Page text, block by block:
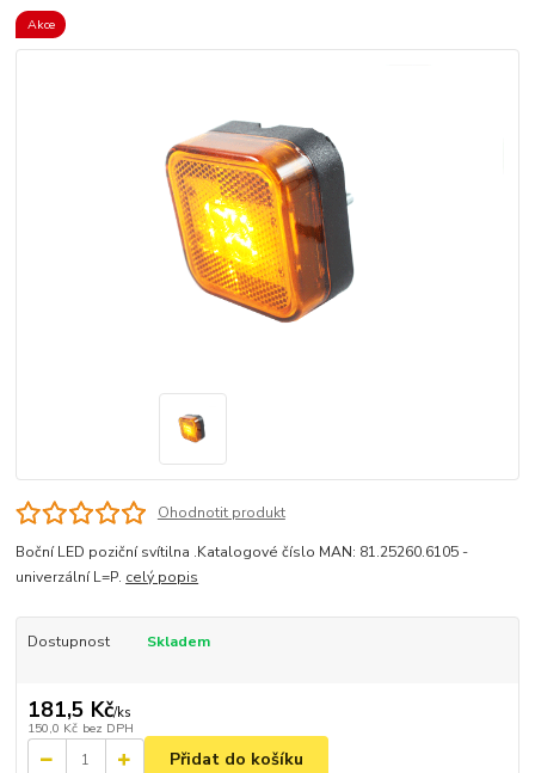
Akce
Ohodnotit produkt
Boční LED poziční svítilna .Katalogové číslo MAN: 81.25260.6105 -
univerzální L=P. celý popis
Dostupnost Skladem
181,5 Kč/ks
150,0 Kč bez DPH
Přidat do košíku